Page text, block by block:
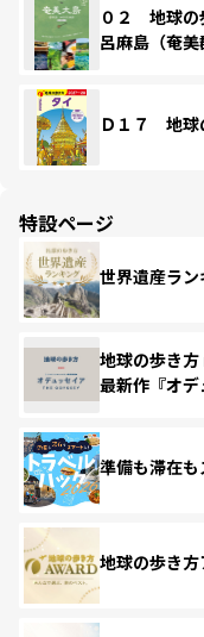
０２ 地球
呂麻島（奄
Ｄ１７ 地
特設ページ
世界遺産ラ
地球の歩き
最新作『オデ
準備も滞在
地球の歩き